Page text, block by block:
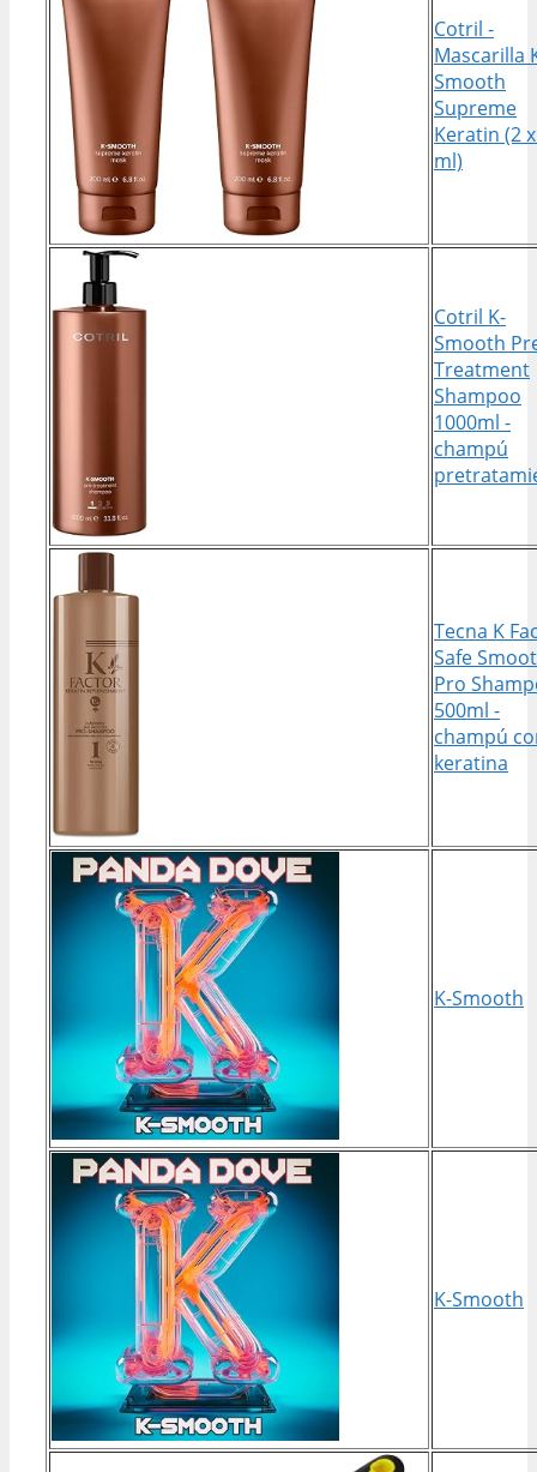
Cotril -
Mascarilla
Smooth
Supreme
Keratin (2
ml)
Cotril K-
Smooth
Treatment
Shampoo
1000ml -
champú
Tecna K
Safe
Pro
500ml -
champú
keratina
K-Smooth
K-Smooth